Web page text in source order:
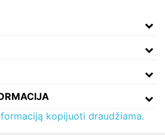
kopijuoti draudžiama.